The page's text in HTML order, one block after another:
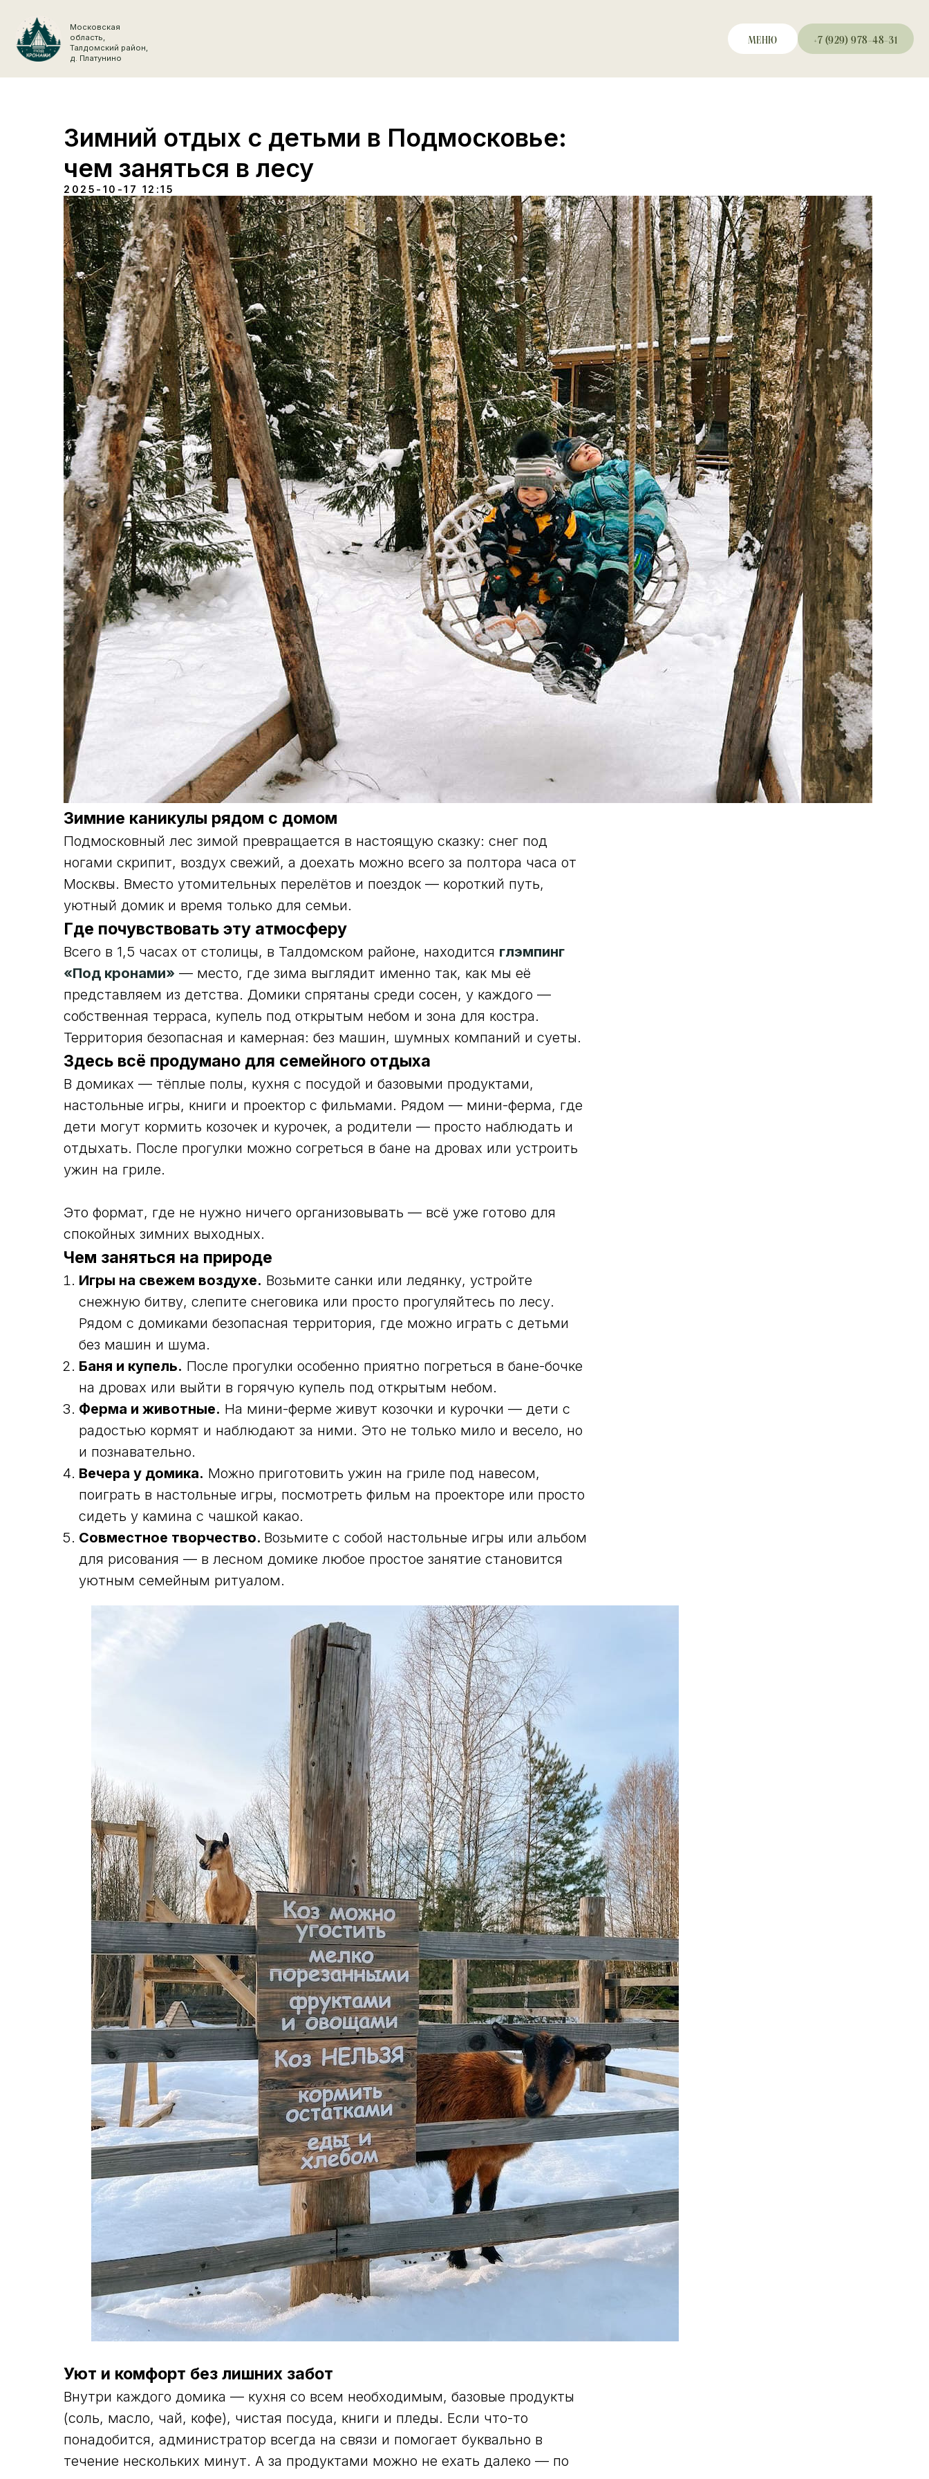
Московская
область,
Талдомский район,
д. Платунино
+7 (929) 978-48-31
Зимний отдых с детьми в Подмосковье:
чем заняться в лесу
2025-10-17 12:15
Зимние каникулы рядом с домом
Подмосковный лес зимой превращается в настоящую сказку: снег под
ногами скрипит, воздух свежий, а доехать можно всего за полтора часа от
Москвы. Вместо утомительных перелётов и поездок — короткий путь,
уютный домик и время только для семьи.
Где почувствовать эту атмосферу
Всего в 1,5 часах от столицы, в Талдомском районе, находится глэмпинг
«Под кронами» — место, где зима выглядит именно так, как мы её
представляем из детства. Домики спрятаны среди сосен, у каждого —
собственная терраса, купель под открытым небом и зона для костра.
Территория безопасная и камерная: без машин, шумных компаний и суеты.
Здесь всё продумано для семейного отдыха
В домиках — тёплые полы, кухня с посудой и базовыми продуктами,
настольные игры, книги и проектор с фильмами. Рядом — мини-ферма, где
дети могут кормить козочек и курочек, а родители — просто наблюдать и
отдыхать. После прогулки можно согреться в бане на дровах или устроить
ужин на гриле.
Это формат, где не нужно ничего организовывать — всё уже готово для
спокойных зимних выходных.
Чем заняться на природе
Игры на свежем воздухе. Возьмите санки или ледянку, устройте
снежную битву, слепите снеговика или просто прогуляйтесь по лесу.
Рядом с домиками безопасная территория, где можно играть с детьми
без машин и шума.
Баня и купель. После прогулки особенно приятно погреться в бане-бочке
на дровах или выйти в горячую купель под открытым небом.
Ферма и животные. На мини-ферме живут козочки и курочки — дети с
радостью кормят и наблюдают за ними. Это не только мило и весело, но
и познавательно.
Вечера у домика. Можно приготовить ужин на гриле под навесом,
поиграть в настольные игры, посмотреть фильм на проекторе или просто
сидеть у камина с чашкой какао.
Совместное творчество. Возьмите с собой настольные игры или альбом
для рисования — в лесном домике любое простое занятие становится
уютным семейным ритуалом.
Уют и комфорт без лишних забот
Внутри каждого домика — кухня со всем необходимым, базовые продукты
(соль, масло, чай, кофе), чистая посуда, книги и пледы. Если что-то
понадобится, администратор всегда на связи и помогает буквально в
течение нескольких минут. А за продуктами можно не ехать далеко — по